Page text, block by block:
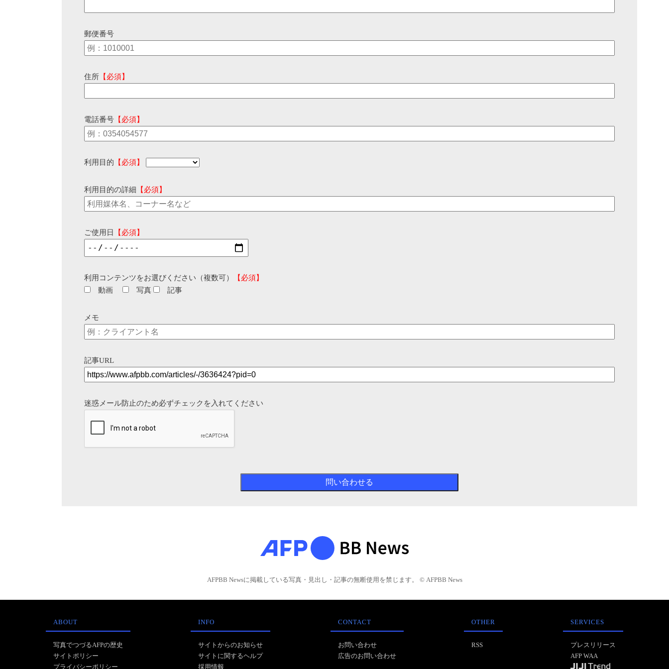
郵便番号
住所 【必須】
電話番号 【必須】
利用目的 【必須】
利用目的の詳細 【必須】
ご使用日 【必須】
利用コンテンツをお選びください（複数可）
【必須】
動画
写真 記事
メモ
記事URL
迷惑メール防止のため必ずチェックを入れてください
AFPBB Newsに掲載している写真・見出し・記事の無断使用を禁じます。 © AFPBB News
ABOUT
写真でつづるAFPの歴史
サイトポリシー
プライバシーポリシー
INFO
サイトからのお知らせ
サイトに関するヘルプ
採用情報
CONTACT
お問い合わせ
広告のお問い合わせ
OTHER
RSS
SERVICES
プレスリリース
AFP WAA